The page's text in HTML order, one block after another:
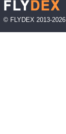
© FLYDEX 2013-2026